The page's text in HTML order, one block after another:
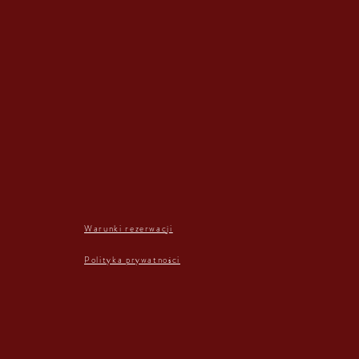
Warunki rezerwacji
Polityka prywatności